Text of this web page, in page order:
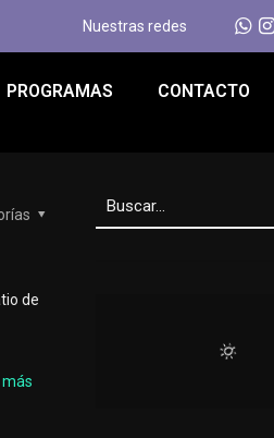
Nuestras redes
PROGRAMAS CONTACTO
de
más